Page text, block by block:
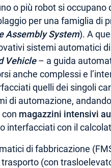
o più robot si
per una famiglia di
Assembly System). A
sistemi automatici
Vehicle– a guida
anche complessi e
quelli dei singoli
di automazione,
magazzini intensivi
interfacciati con il
di fabbricazione
(con